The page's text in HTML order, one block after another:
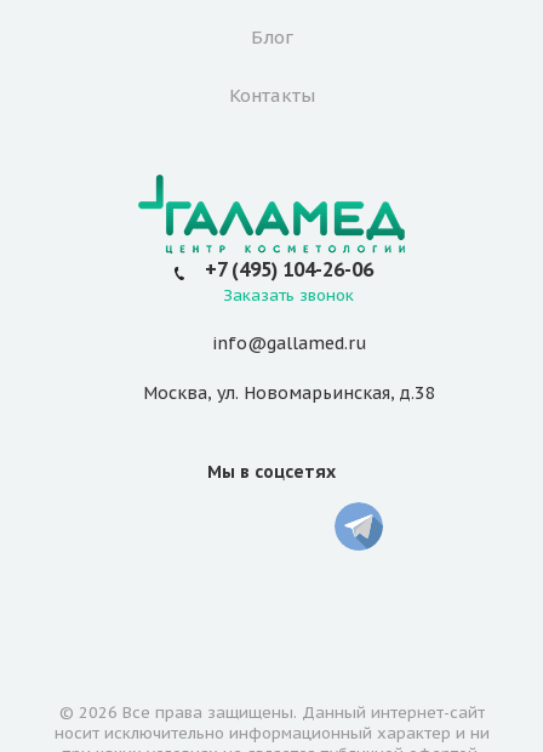
Блог
Контакты
+7 (495) 104-26-06
Заказать звонок
info@gallamed.ru
Москва, ул. Новомарьинская, д.38
Мы в соцсетях
© 2026 Все права защищены. Данный интернет-сайт
носит исключительно информационный характер и ни